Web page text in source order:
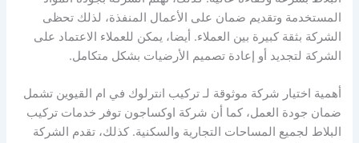
المستخدمة وتقديم ضمان على الأعمال المنفذة، لذلك تحظى
الشركة بثقة كبيرة بين العملاء. أيضا، يمكن للعملاء الاعتماد على
الشركة لتجديد أو إعادة تصميم الأرضيات بشكل متكامل.
أهمية اختيار شركة موثوقة لـ تركيب انترلوك في ام القيوين تشمل
ضمان جودة العمل، كما أن شركة اوكساجون توفر خدمات تركيب
البلاط لجميع المساحات التجارية والسكنية. كذلك، تقدم الشركة